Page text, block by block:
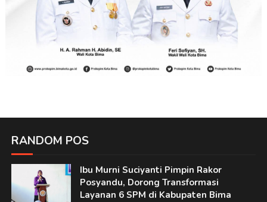
RANDOM POS
Ibu Murni Suciyanti Pimpin Rakor
Posyandu, Dorong Transformasi
Layanan 6 SPM di Kabupaten Bima